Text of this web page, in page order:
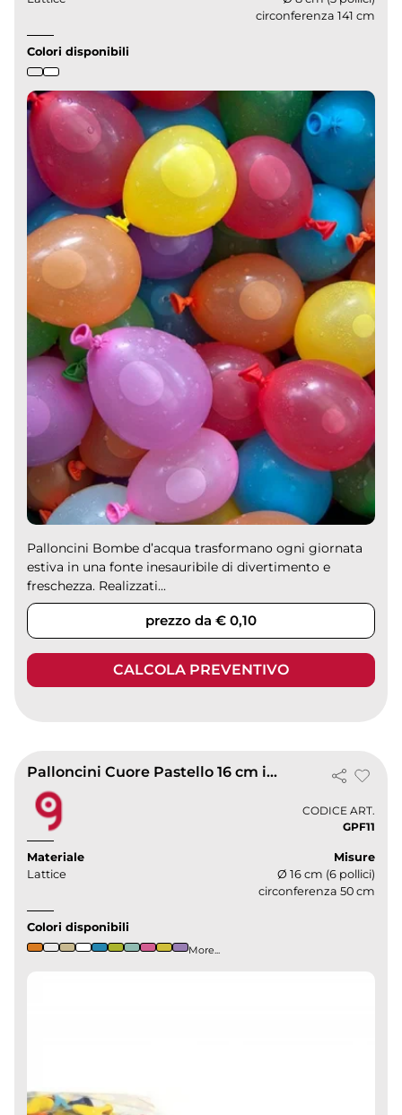
circonferenza 141 cm
Colori disponibili
Palloncini Bombe d’acqua trasformano ogni giornata
estiva in una fonte inesauribile di divertimento e
freschezza. Realizzati...
prezzo da € 0,10
CALCOLA PREVENTIVO
Palloncini Cuore Pastello 16 cm in Lattice Biodegradabile BalloonArt
CODICE ART.
GPF11
Materiale
Lattice
Misure
Ø 16 cm (6 pollici)
circonferenza 50 cm
Colori disponibili
More...